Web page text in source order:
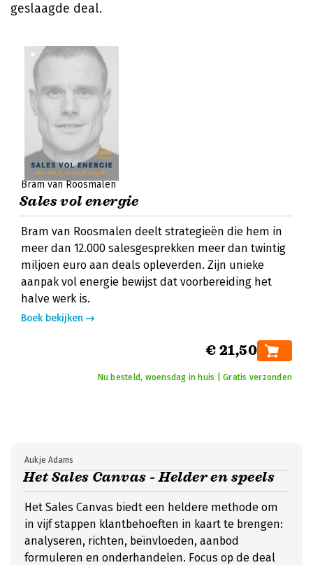
geslaagde deal.
Bram van Roosmalen
Sales vol energie
Bram van Roosmalen deelt strategieën die hem in
meer dan 12.000 salesgesprekken meer dan twintig
miljoen euro aan deals opleverden. Zijn unieke
aanpak vol energie bewijst dat voorbereiding het
halve werk is.
Boek bekijken
€ 21,50
Nu besteld, woensdag in huis | Gratis verzonden
Het Sales Canvas - Helder en speels
Aukje Adams
Het Sales Canvas biedt een heldere methode om
in vijf stappen klantbehoeften in kaart te brengen:
analyseren, richten, beïnvloeden, aanbod
formuleren en onderhandelen. Focus op de deal